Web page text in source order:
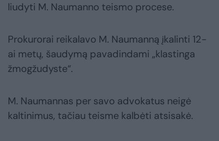
liudyti M. Naumanno teismo procese.
Prokurorai reikalavo M. Naumanną įkalinti 12-
ai metų, šaudymą pavadindami „klastinga
žmogžudyste“.
M. Naumannas per savo advokatus neigė
kaltinimus, tačiau teisme kalbėti atsisakė.